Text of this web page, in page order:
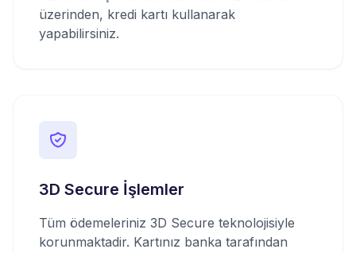
üzerinden, kredi kartı kullanarak
yapabilirsiniz.
3D Secure İşlemler
Tüm ödemeleriniz 3D Secure teknolojisiyle
korunmaktadir. Kartınız banka tarafından